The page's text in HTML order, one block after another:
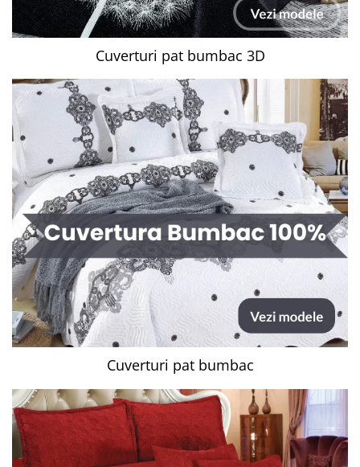
Cuverturi pat bumbac 3D
Cuverturi pat bumbac